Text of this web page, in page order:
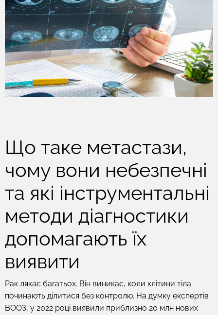
Що таке метастази,
чому вони небезпечні
та які інструментальні
методи діагностики
допомагають їх
виявити
Рак лякає багатьох. Він виникає, коли клітини тіла
починають ділитися без контролю. На думку експертів
ВООЗ, у 2022 році виявили приблизно 20 млн нових